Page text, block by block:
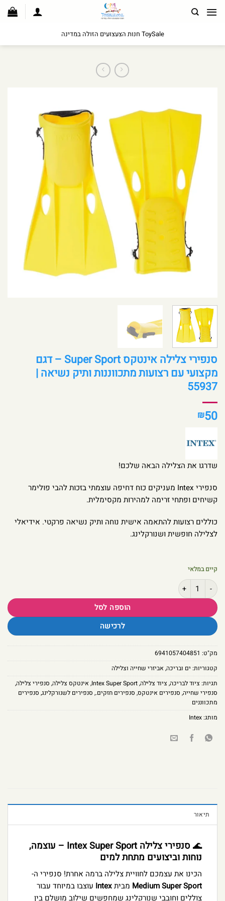
לתוכן
ToySale חנות הצעצועים הזולה במדינה
סנפירי צלילה אינטקס Super Sport – דגם
מקצועי עם רצועות מתכווננות ותיק נשיאה |
55937
₪50
שדרגו את הצלילה הבאה שלכם!
סנפירי Intex מעניקים כוח דחיפה עוצמתי בזכות להבי פולימר
קשיחים ופתחי זרימה למהירות מקסימלית.
כוללים רצועות להתאמה אישית נוחה ותיק נשיאה פרקטי. אידיאלי
לצלילה חופשית ושנורקלינג.
קיים במלאי
כמות של סנפירי צלילה אינטקס Super Sport – דגם מקצועי עם רצועות מתכווננות ותיק נשיאה | 55937
הוספה לסל
לרכישה
מק"ט: 6941057404851
קטגוריות: ים ובריכה, אביזרי שחייה וצלילה
תגיות: ציוד לבריכה, ציוד צלילה,
Intex Super Sport
, אינטקס צלילה, סנפירי צלילה,
סנפירי שחייה, סנפירים אינטקס, סנפירים חזקים., סנפירים לשנורקלינג, סנפירים
מתכווננים
מותג:Intex
תיאור
🌊
סנפירי צלילה Intex Super Sport – עוצמה,
נוחות וביצועים מתחת למים
הכינו את עצמכם לחוויית צלילה ברמה אחרת! סנפירי ה-
Medium Super Sport מביתIntex עוצבו במיוחד עבור
צוללים וחובבי שנורקלינג שמחפשים שילוב מושלם בין